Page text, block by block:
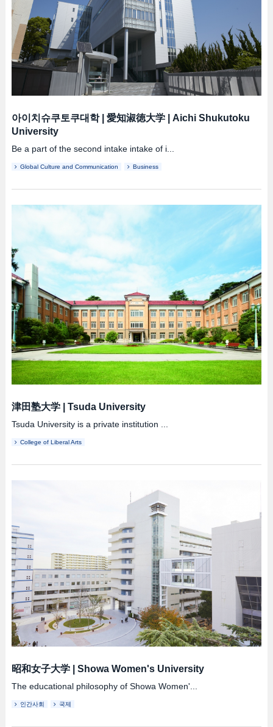
아이치슈쿠토쿠대학| 愛知淑徳大学| Aichi Shukutoku
University
Be a part of the second intake intake of i...
Global Culture and Communication Business
津田塾大学| Tsuda University
Tsuda University is a private institution ...
College of Liberal Arts
昭和女子大学| Showa Women's University
The educational philosophy of Showa Women'...
인간사회 국제